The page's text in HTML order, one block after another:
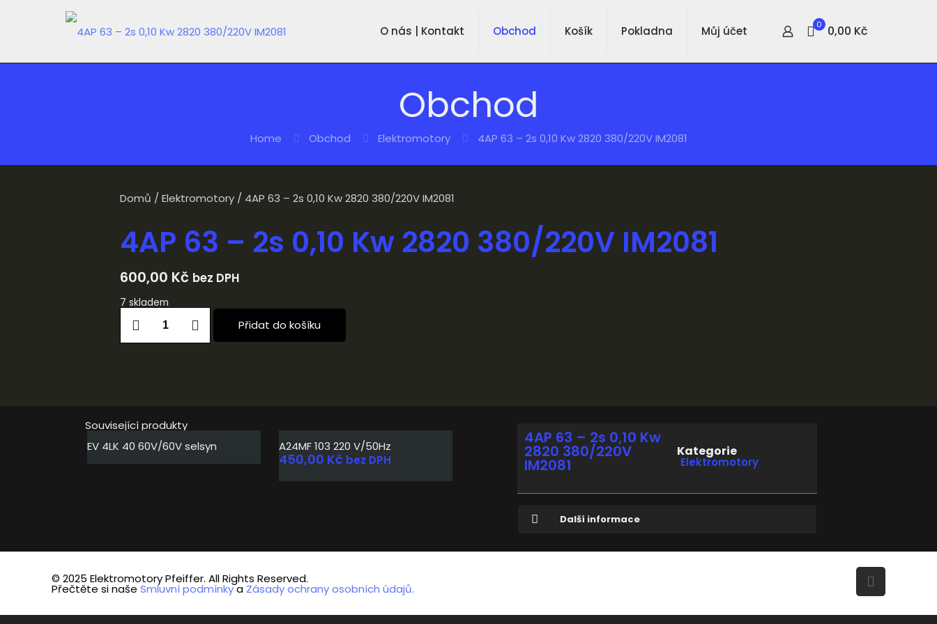
O nás | Kontakt Obchod Košík Pokladna Můj účet 0 0,00 Kč
Obchod
Home Obchod Elektromotory 4AP 63 – 2s 0,10 Kw 2820 380/220V IM2081
Domů / Elektromotory / 4AP 63 – 2s 0,10 Kw 2820 380/220V IM2081
4AP 63 – 2s 0,10 Kw 2820 380/220V IM2081
600,00 Kč bez DPH
7 skladem
Přidat do košíku
Související produkty
EV 4LK 40 60V/60V selsyn
A24MF 103 220 V/50Hz
450,00 Kč bez DPH
4AP 63 – 2s 0,10 Kw
2820 380/220V
IM2081
Kategorie
Elektromotory
Další informace
© 2025 Elektromotory Pfeiffer. All Rights Reserved.
Přečtěte si naše Smluvní podmínkya Zásady ochrany osobních údajů.